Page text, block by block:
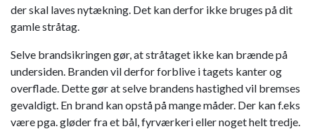
der skal laves nytækning. Det kan derfor ikke bruges på dit
gamle stråtag.
Selve brandsikringen gør, at stråtaget ikke kan brænde på
undersiden. Branden vil derfor forblive i tagets kanter og
overflade. Dette gør at selve brandens hastighed vil bremses
gevaldigt. En brand kan opstå på mange måder. Der kan f.eks
være pga. gløder fra et bål, fyrværkeri eller noget helt tredje.